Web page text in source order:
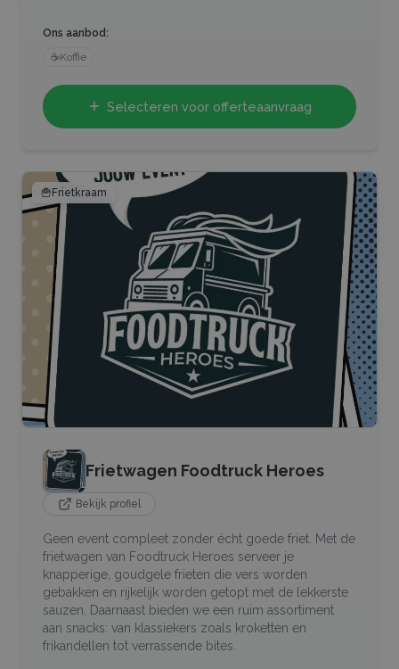
Ons aanbod:
☕Koffie
Selecteren voor offerteaanvraag
🍟Frietkraam
Frietwagen Foodtruck Heroes
Bekijk profiel
Geen event compleet zonder écht goede friet. Met de
frietwagen van Foodtruck Heroes serveer je
knapperige, goudgele frieten die vers worden
gebakken en rijkelijk worden getopt met de lekkerste
sauzen. Daarnaast bieden we een ruim assortiment
aan snacks: van klassiekers zoals kroketten en
frikandellen tot verrassende bites.